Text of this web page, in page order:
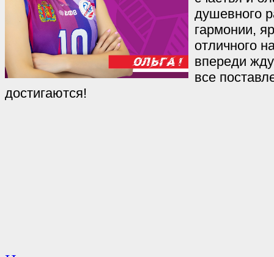
душевного
гармонии,
отличного
впереди
все
достигаются!